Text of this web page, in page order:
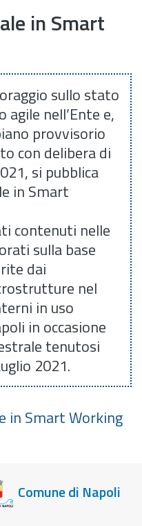
in Smart
sullo stato
nell’Ente e,
provvisorio
con delibera di
si pubblica
in Smart
contenuti nelle
sulla base
dai
nel
in uso
in occasione
tenutosi
2021.
in Smart Working
Comune di Napoli